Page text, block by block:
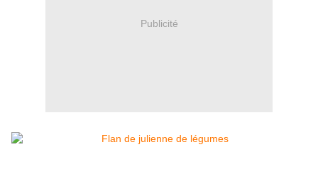
Publicité